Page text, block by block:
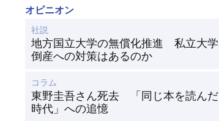
オピニオン
社説
地方国立大学の無償化推進 私立大学
倒産への対策はあるのか
コラム
東野圭吾さん死去 「同じ本を読んだ
時代」への追憶